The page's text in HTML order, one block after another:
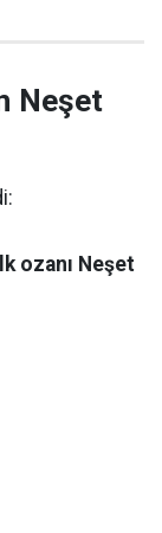
Neşet
ozanı Neşet